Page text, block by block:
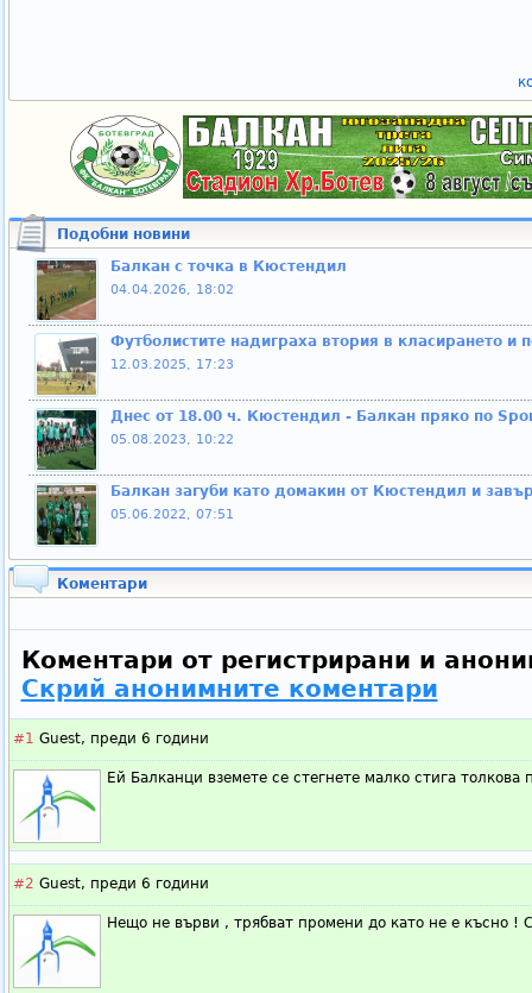
Подобни новини
Балкан с точка в Кюстендил
04.04.2026, 18:02
Футболистите надиграха втория в класирането и
12.03.2025, 17:23
Днес от 18.00 ч. Кюстендил - Балкан пряко по
05.08.2023, 10:22
Балкан загуби като домакин от Кюстендил и
05.06.2022, 07:51
Коментари
Коментари от регистрирани и
Скрий анонимните коментари
#1 Guest, преди 6 години
Ей Балканци вземете се стегнете малко стига толкова
#2 Guest, преди 6 години
Нещо не върви , трябват промени до като не е късно !